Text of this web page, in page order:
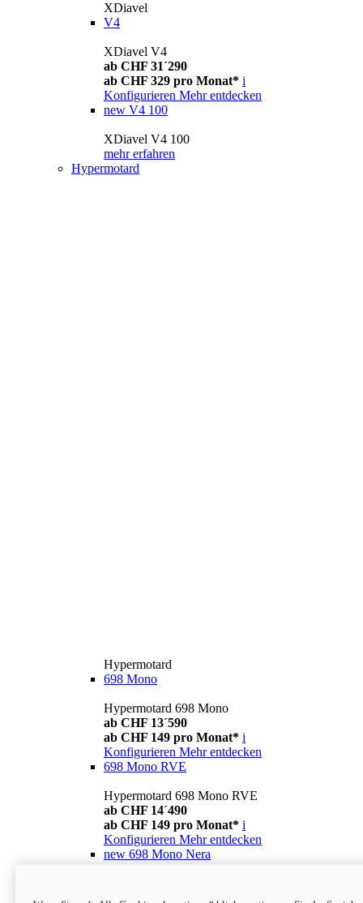
XDiavel
V4
XDiavel V4
ab CHF 31´290
ab CHF 329 pro Monat* i
Konfigurieren Mehr entdecken
new V4 100
XDiavel V4 100
mehr erfahren
Hypermotard
Hypermotard
698 Mono
Hypermotard 698 Mono
ab CHF 13´590
ab CHF 149 pro Monat* i
Konfigurieren Mehr entdecken
698 Mono RVE
Hypermotard 698 Mono RVE
ab CHF 14´490
ab CHF 149 pro Monat* i
Konfigurieren Mehr entdecken
new 698 Mono Nera
ab CHF 13´990